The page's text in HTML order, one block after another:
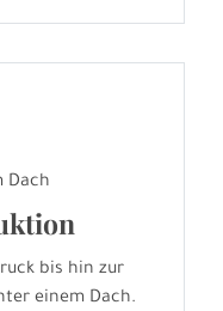
Dach
bis hin zur
einem Dach.